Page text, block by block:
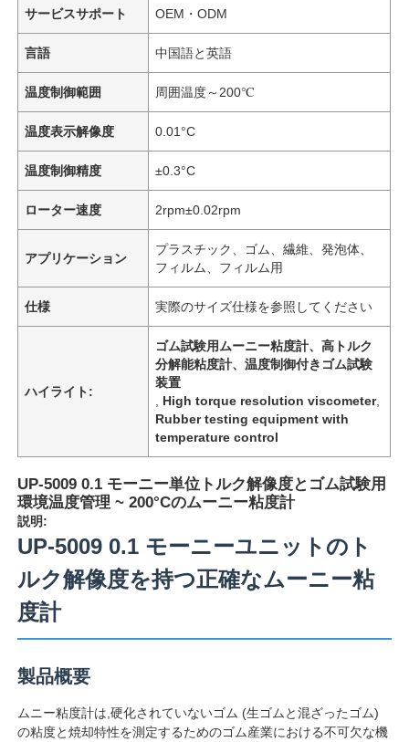
サービスサポート OEM・ODM
言語 中国語と英語
温度制御範囲 周囲温度～200℃
温度表示解像度 0.01°C
温度制御精度 ±0.3°C
ローター速度 2rpm±0.02rpm
アプリケーション
プラスチック、ゴム、繊維、発泡体、
フィルム、フィルム用
仕様 実際のサイズ仕様を参照してください
ハイライト:
ゴム試験用ムーニー粘度計、高トルク
分解能粘度計、温度制御付きゴム試験
装置
High torque resolution viscometer,
Rubber testing equipment with
temperature control
UP-5009 0.1 モーニー単位トルク解像度とゴム試験用
環境温度管理 ~ 200°Cのムーニー粘度計
説明:
UP-5009 0.1 モーニーユニットのト
ルク解像度を持つ正確なムーニー粘
度計
製品概要
ムニー粘度計は,硬化されていないゴム (生ゴムと混ざったゴム)
の粘度と焼却特性を測定するためのゴム産業における不可欠な機